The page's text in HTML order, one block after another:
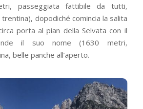
passeggiata fattibile da tutti,
dopodiché comincia la salita
porta al pian della Selvata con il
il suo nome (1630 metri,
belle panche all’aperto.